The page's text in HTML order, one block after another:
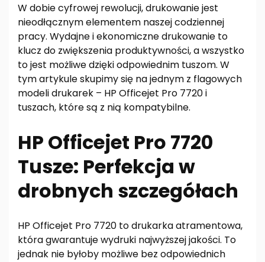
W dobie cyfrowej rewolucji, drukowanie jest
nieodłącznym elementem naszej codziennej
pracy. Wydajne i ekonomiczne drukowanie to
klucz do zwiększenia produktywności, a wszystko
to jest możliwe dzięki odpowiednim tuszom. W
tym artykule skupimy się na jednym z flagowych
modeli drukarek – HP Officejet Pro 7720 i
tuszach, które są z nią kompatybilne.
HP Officejet Pro 7720
Tusze: Perfekcja w
drobnych szczegółach
HP Officejet Pro 7720 to drukarka atramentowa,
która gwarantuje wydruki najwyższej jakości. To
jednak nie byłoby możliwe bez odpowiednich